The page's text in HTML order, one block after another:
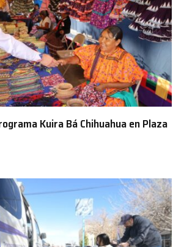
Kuira Bá Chihuahua en Plaza